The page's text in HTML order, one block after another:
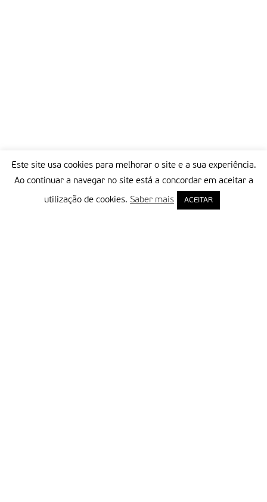
Este site usa cookies para melhorar o site e a sua experiência.
Ao continuar a navegar no site está a concordar em aceitar a
utilização de cookies. Saber mais ACEITAR